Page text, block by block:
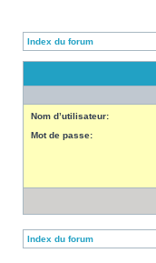
Index du forum
Nom d’utilisateur:
Mot de passe:
Index du forum